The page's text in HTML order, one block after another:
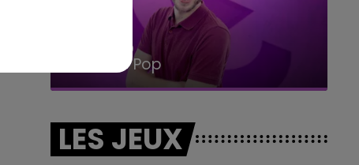
14h00 - 15h00
La Radio Pop
LES JEUX